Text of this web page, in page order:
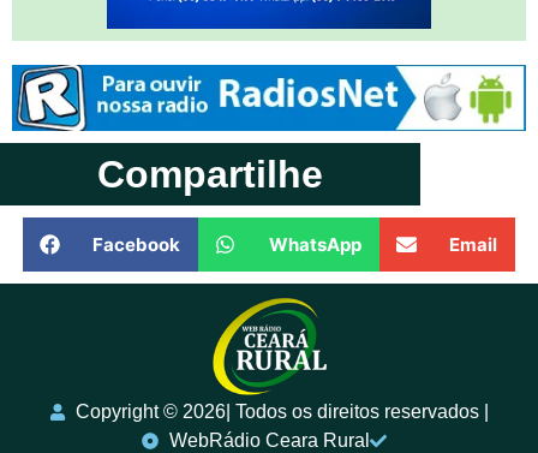
Compartilhe
Facebook WhatsApp Email
Copyright ©️ 2026| Todos os direitos reservados |
WebRádio Ceara Rural